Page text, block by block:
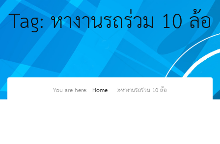
Tag: หางานรถร่วม 10 ล้อ
You are here: Home หางานรถร่วม 10 ล้อ